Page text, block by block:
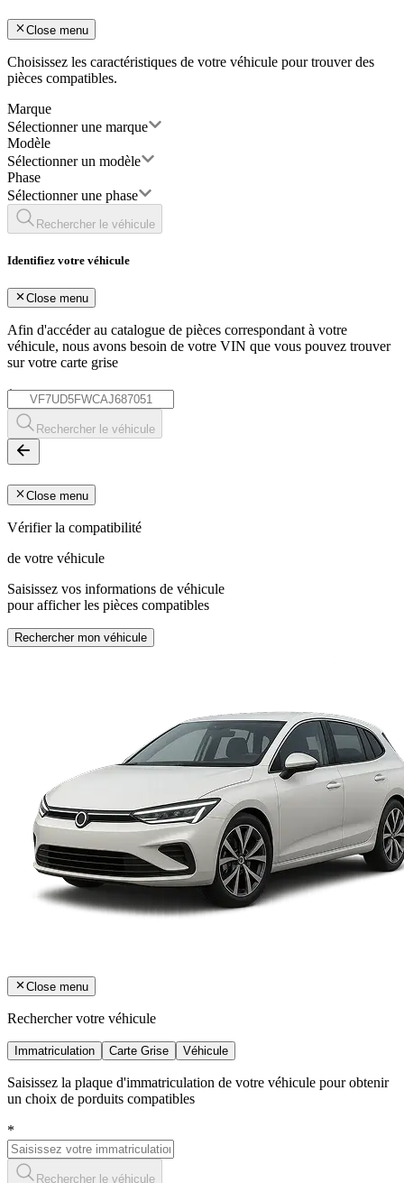
Close menu
Choisissez les caractéristiques de votre véhicule pour trouver des
pièces compatibles.
Marque
Sélectionner une marque
Modèle
Sélectionner un modèle
Phase
Sélectionner une phase
Rechercher le véhicule
Identifiez votre véhicule
Close menu
Afin d'accéder au catalogue de pièces correspondant à votre
véhicule, nous avons besoin de votre VIN que vous pouvez trouver
sur votre carte grise
*
Rechercher le véhicule
Close menu
Vérifier la compatibilité
de votre véhicule
Saisissez vos informations de véhicule
pour afficher les pièces compatibles
Rechercher mon véhicule
Close menu
Rechercher votre véhicule
Immatriculation Carte Grise Véhicule
Saisissez la plaque d'immatriculation de votre véhicule pour obtenir
un choix de porduits compatibles
*
Rechercher le véhicule